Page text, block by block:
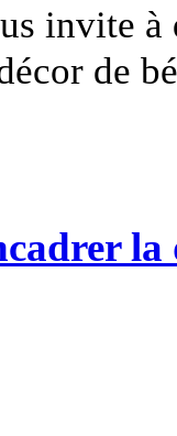
invite
de